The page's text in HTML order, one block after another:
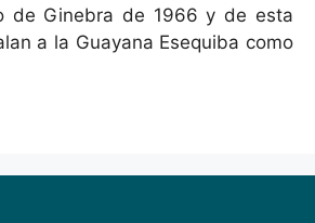
de Ginebra de 1966 y de esta
a la Guayana Esequiba como